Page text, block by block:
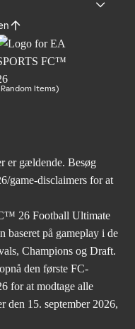
Items)
er gældende. Besøg
game-disclaimers for at
26 Football Ultimate
baseret på gameplay i de
Champions og Draft.
den første FC-
for at modtage alle
den 15. september 2026,